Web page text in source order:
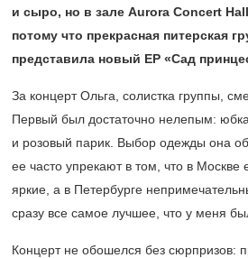
и сыро, но в зале Aurora Concert
потому что прекрасная питерская
представила новый ЕР «Сад
За концерт Ольга, солистка группы,
Первый был достаточно нелепым:
и розовый парик. Выбор одежды она
ее часто упрекают в том, что в Москве
яркие, а в Петербурге
сразу все самое лучшее, что у меня
Концерт не обошелся без сюрпризов: